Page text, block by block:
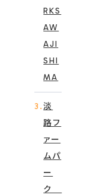
RKS
AW
AJI
SHI
MA
3.淡
路フ
ァー
ムパ
ー
ク